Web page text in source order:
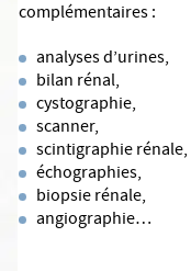
complémentaires :
analyses d’urines,
bilan rénal,
cystographie,
scanner,
scintigraphie rénale,
échographies,
biopsie rénale,
angiographie…